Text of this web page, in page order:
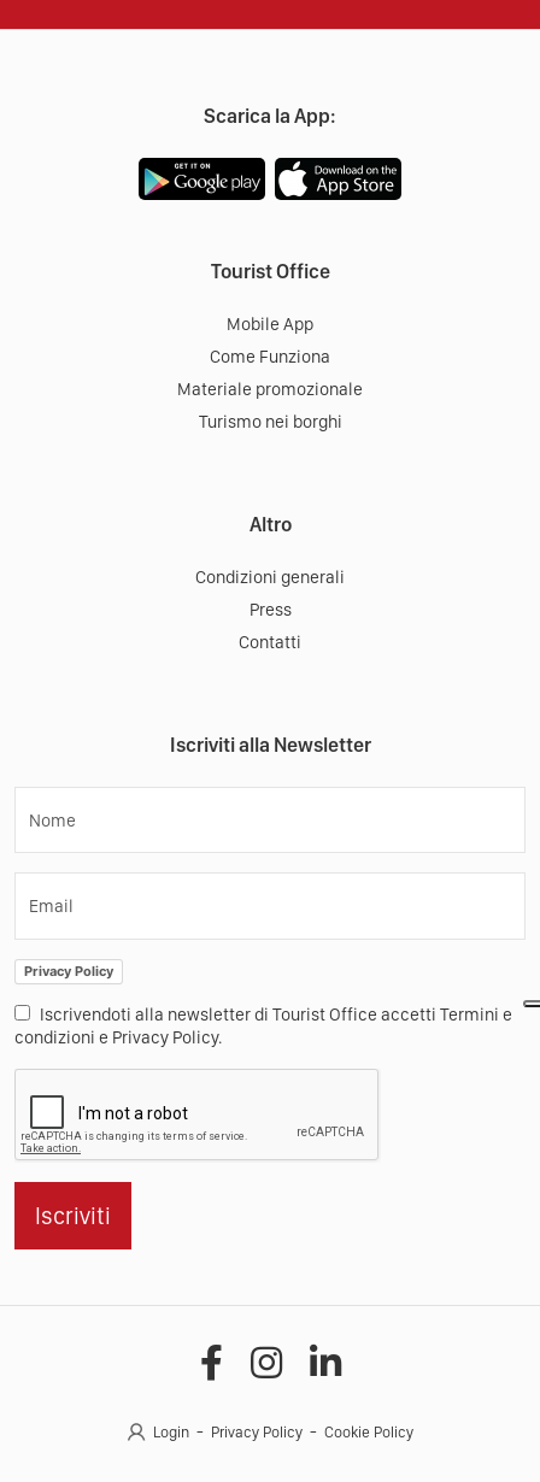
Scarica la App:
Tourist Office
Mobile App
Come Funziona
Materiale promozionale
Turismo nei borghi
Altro
Condizioni generali
Press
Contatti
Iscriviti alla Newsletter
Nome
Email
Privacy Policy
Iscrivendoti alla newsletter di Tourist Office accetti Termini e
condizioni e Privacy Policy.
Iscriviti
Login Privacy Policy Cookie Policy